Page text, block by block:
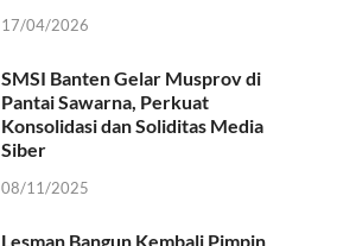
17/04/2026
SMSI Banten Gelar Musprov di
Pantai Sawarna, Perkuat
Konsolidasi dan Soliditas Media
Siber
08/11/2025
Lesman Bangun Kembali Pimpin